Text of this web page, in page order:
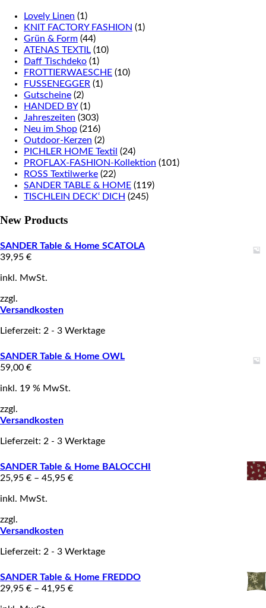
Lovely Linen (1)
KNIT FACTORY FASHION (1)
Grün & Form (44)
ATENAS TEXTIL (10)
Daff Tischdeko (1)
FROTTIERWAESCHE (10)
FUSSENEGGER (1)
Gutscheine (2)
HANDED BY (1)
Jahreszeiten (303)
Neu im Shop (216)
Outdoor-Kerzen (2)
PICHLER HOME Textil (24)
PROFLAX-FASHION-Kollektion (101)
ROSS Textilwerke (22)
SANDER TABLE & HOME (119)
TISCHLEIN DECK‘ DICH (245)
New Products
SANDER Table & Home SCATOLA
39,95 €
inkl. MwSt.
zzgl.
Versandkosten
Lieferzeit: 2 - 3 Werktage
SANDER Table & Home OWL
59,00 €
inkl. 19 % MwSt.
zzgl.
Versandkosten
Lieferzeit: 2 - 3 Werktage
SANDER Table & Home BALOCCHI
25,95 € – 45,95 €
inkl. MwSt.
zzgl.
Versandkosten
Lieferzeit: 2 - 3 Werktage
SANDER Table & Home FREDDO
29,95 € – 41,95 €